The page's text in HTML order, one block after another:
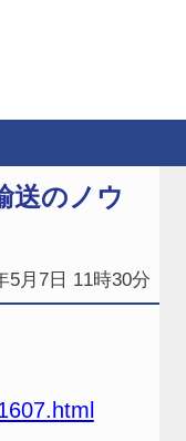
送のノウ
5月7日 11時30分